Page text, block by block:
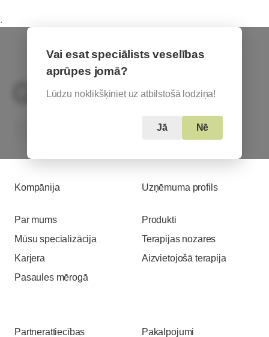
.
Vai esat speciālists veselības
aprūpes jomā?
Lūdzu noklikšķiniet uz atbilstošā lodziņa!
Jā Nē
Based in Austria
Kompānija
Par mums
Mūsu specializācija
Karjera
Pasaules mērogā
Uzņēmuma profils
Produkti
Terapijas nozares
Aizvietojošā terapija
Partnerattiecības Pakalpojumi